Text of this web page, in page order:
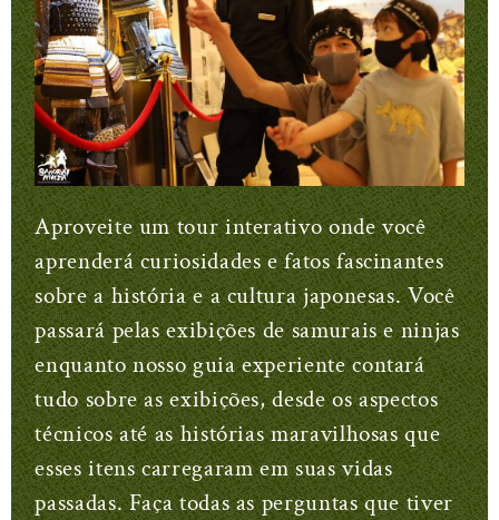
Aproveite um tour interativo onde você
aprenderá curiosidades e fatos fascinantes
sobre a história e a cultura japonesas. Você
passará pelas exibições de samurais e ninjas
enquanto nosso guia experiente contará
tudo sobre as exibições, desde os aspectos
técnicos até as histórias maravilhosas que
esses itens carregaram em suas vidas
passadas. Faça todas as perguntas que tiver